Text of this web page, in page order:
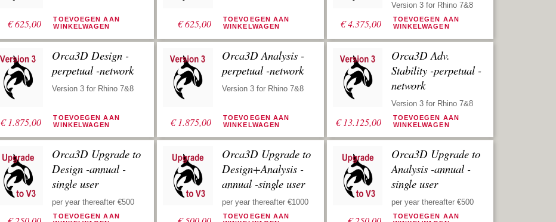
€625,00
TOEVOEGEN AAN
WINKELWAGEN
€625,00
TOEVOEGEN AAN
WINKELWAGEN
€4.375,00
Version 3 for Rhino 7&8
TOEVOEGEN AAN
WINKELWAGEN
€1.875,00
Orca3D Design -
perpetual -network
Version 3 for Rhino 7&8
TOEVOEGEN AAN
WINKELWAGEN
€1.875,00
Orca3D Analysis -
perpetual -network
Version 3 for Rhino 7&8
TOEVOEGEN AAN
WINKELWAGEN
€13.125,00
Orca3D Adv.
Stability -perpetual -
network
Version 3 for Rhino 7&8
TOEVOEGEN AAN
WINKELWAGEN
Orca3D Upgrade to
Design -annual -
single user
per year thereafter €500
TOEVOEGEN AAN
Orca3D Upgrade to
Design+Analysis -
annual -single user
per year thereafter €1000
TOEVOEGEN AAN
Orca3D Upgrade to
Analysis -annual -
single user
per year thereafter €500
TOEVOEGEN AAN